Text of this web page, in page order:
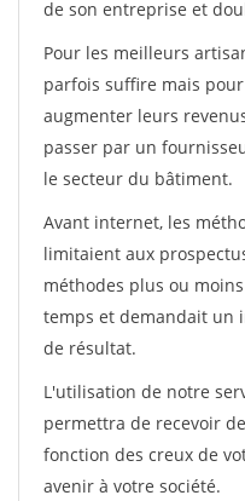
de son entreprise et
Pour les meilleurs
parfois suffire mais
augmenter leurs
passer par un
le secteur du bâtiment.
Avant internet, les
limitaient aux
méthodes plus ou
temps et demandait un
de résultat.
L'utilisation de notre
permettra de recevoir
fonction des creux de
avenir à votre société.